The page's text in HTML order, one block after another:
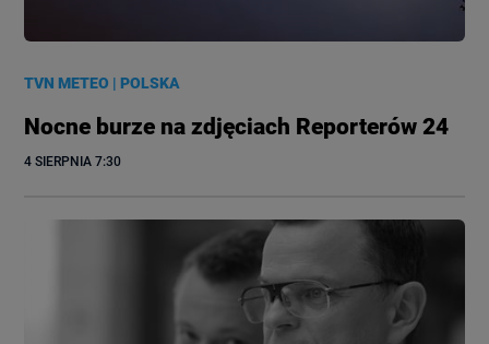
TVN METEO |POLSKA
Nocne burze na zdjęciach Reporterów 24
4 SIERPNIA 7:30